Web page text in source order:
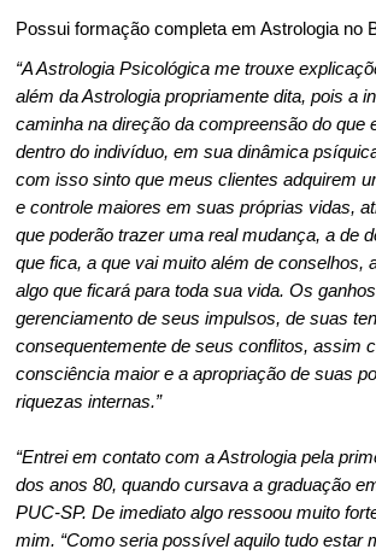
Possui formação completa em Astrologia no
“A Astrologia Psicológica me trouxe
além da Astrologia propriamente dita, pois a
caminha na direção da compreensão do que
dentro do indivíduo, em sua dinâmica
com isso sinto que meus clientes adquirem
e controle maiores em suas próprias vidas,
que poderão trazer uma real mudança, a de
que fica, a que vai muito além de conselhos,
algo que ficará para toda sua vida. Os
gerenciamento de seus impulsos, de suas
consequentemente de seus conflitos, assim
consciência maior e a apropriação de suas
riquezas internas.”
“Entrei em contato com a Astrologia pela
dos anos 80, quando cursava a graduação
PUC-SP. De imediato algo ressoou muito
mim. “Como seria possível aquilo tudo estar